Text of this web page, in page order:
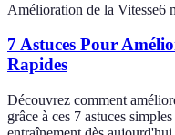
Amélioration de la Vitesse6
7 Astuces Pour
Rapides
Découvrez comment
grâce à ces 7 astuces